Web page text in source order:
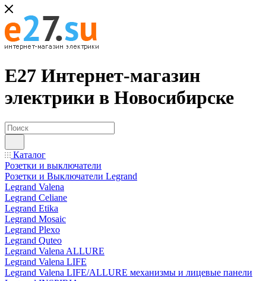
Е27 Интернет-магазин
электрики в Новосибирске
Каталог
Розетки и выключатели
Розетки и Выключатели Legrand
Legrand Valena
Legrand Celiane
Legrand Etika
Legrand Mosaic
Legrand Plexo
Legrand Quteo
Legrand Valena ALLURE
Legrand Valena LIFE
Legrand Valena LIFE/ALLURE механизмы и лицевые панели